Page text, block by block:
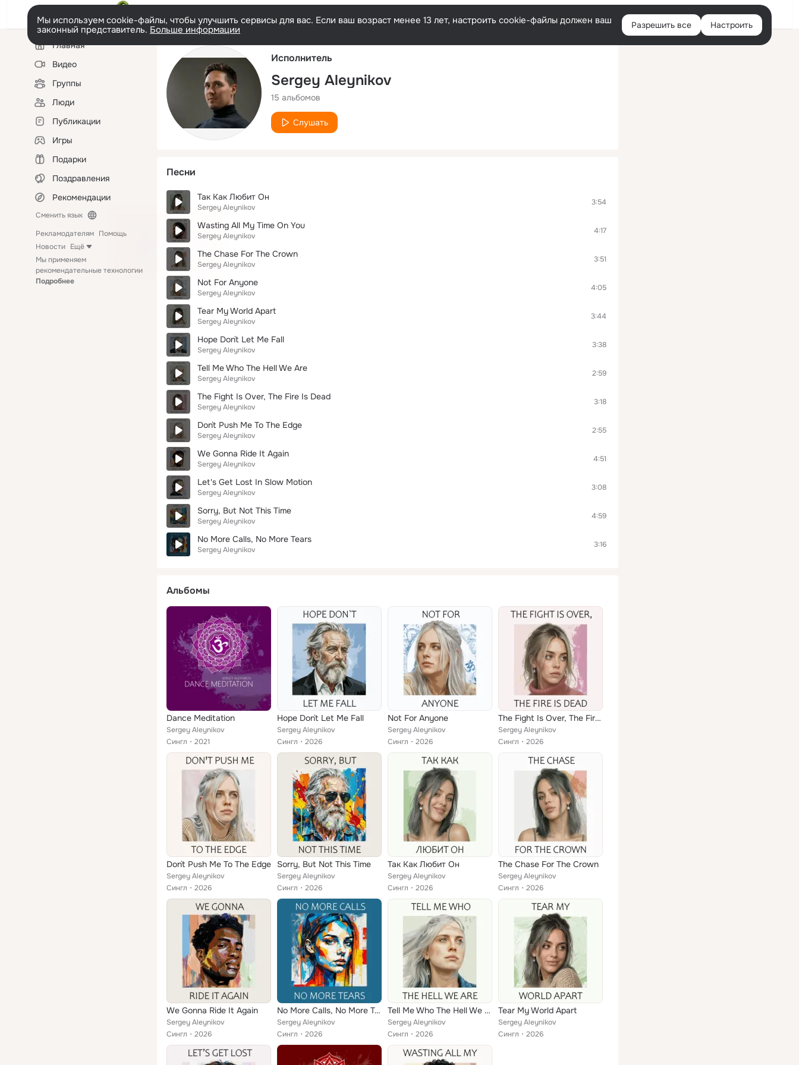
Русский Войти
Мы используем cookie-файлы, чтобы улучшить сервисы для вас. Если ваш возраст менее 13 лет, настроить cookie-файлы должен ваш
законный представитель. Больше информации Разрешить все Настроить
Левая
колонкаГлавная
Видео
Группы
Люди
Публикации
Игры
Подарки
Поздравления
Рекомендации
Сменить язык
Рекламодателям Помощь
Новости Ещё
Мы применяем
рекомендательные технологии
Подробнее
Исполнитель
Sergey Aleynikov
15 альбомов
Слушать
Песни
Так Как Любит Он
Sergey Aleynikov
3:54
Wasting All My Time On You
Sergey Aleynikov
4:17
The Chase For The Crown
Sergey Aleynikov
3:51
Not For Anyone
Sergey Aleynikov
4:05
Tear My World Apart
Sergey Aleynikov
3:44
Hope Don`t Let Me Fall
Sergey Aleynikov
3:38
Tell Me Who The Hell We Are
Sergey Aleynikov
2:59
The Fight Is Over, The Fire Is Dead
Sergey Aleynikov
3:18
Don`t Push Me To The Edge
Sergey Aleynikov
2:55
We Gonna Ride It Again
Sergey Aleynikov
4:51
Let's Get Lost In Slow Motion
Sergey Aleynikov
3:08
Sorry, But Not This Time
Sergey Aleynikov
4:59
No More Calls, No More Tears
Sergey Aleynikov
3:16
Альбомы
Dance Meditation
Sergey Aleynikov
Сингл
2021
Hope Don`t Let Me Fall
Sergey Aleynikov
Сингл
2026
Not For Anyone
Sergey Aleynikov
Сингл
2026
The Fight Is Over, The Fire Is Dead
Sergey Aleynikov
Сингл
2026
Don`t Push Me To The Edge
Sergey Aleynikov
Сингл
2026
Sorry, But Not This Time
Sergey Aleynikov
Сингл
2026
Так Как Любит Он
Sergey Aleynikov
Сингл
2026
The Chase For The Crown
Sergey Aleynikov
Сингл
2026
We Gonna Ride It Again
Sergey Aleynikov
Сингл
2026
No More Calls, No More Tears
Sergey Aleynikov
Сингл
2026
Tell Me Who The Hell We Are
Sergey Aleynikov
Сингл
2026
Tear My World Apart
Sergey Aleynikov
Сингл
2026